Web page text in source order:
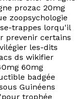
prozac 20mg
zoopsychologie
trappes lorqu'il
prevenir certains
les-dits
ds wikifier
60mg
badgée
Guinéens
trophée